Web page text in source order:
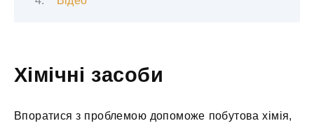
Хімічні засоби
Впоратися з проблемою допоможе побутова хімія,